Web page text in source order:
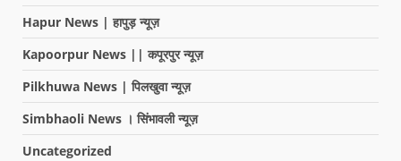
Hapur News | हापुड़ न्यूज़
Kapoorpur News || कपूरपुर न्यूज़
Pilkhuwa News | पिलखुवा न्यूज़
Simbhaoli News । सिंभावली न्यूज़
Uncategorized